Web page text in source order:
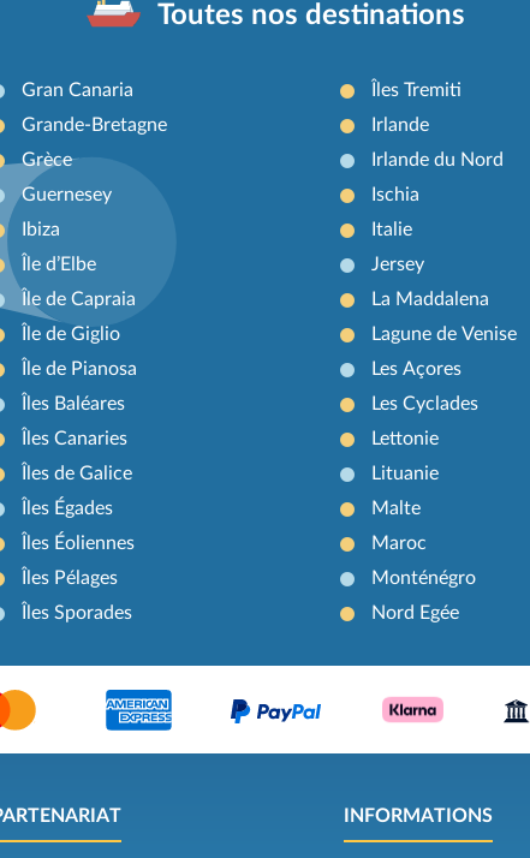
Toutes nos destinations
Gran Canaria
Grande-Bretagne
Grèce
Guernesey
Ibiza
Île d’Elbe
Île de Capraia
Île de Giglio
Île de Pianosa
Îles Baléares
Îles Canaries
Îles de Galice
Îles Égades
Îles Éoliennes
Îles Pélages
Îles Sporades
Îles Tremiti
Irlande
Irlande du Nord
Ischia
Italie
Jersey
La Maddalena
Lagune de Venise
Les Açores
Les Cyclades
Lettonie
Lituanie
Malte
Maroc
Monténégro
Nord Egée
INFORMATIONS